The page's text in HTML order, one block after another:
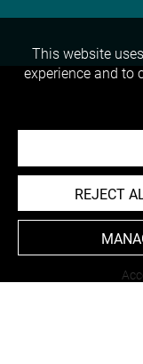
This website
experience and to
REJECT